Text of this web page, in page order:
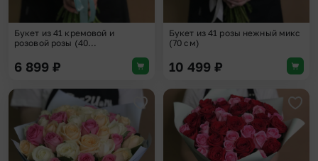
Букет из 41 кремовой и
розовой розы (40...
6 899 ₽
Букет из 41 розы нежный микс
(70 см)
10 499 ₽
Добавить в избранное